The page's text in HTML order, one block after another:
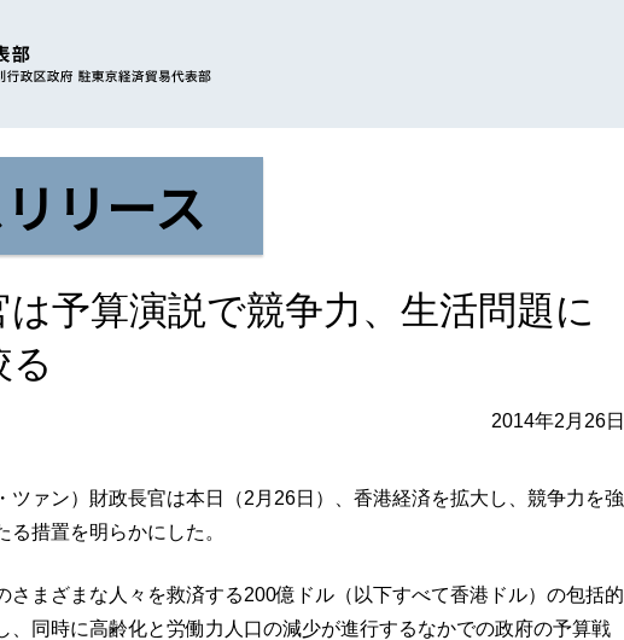
リース
は予算演説で競争力、生活問題に
る
2014年2月26日
ツァン）財政長官は本日（2月26日）、香港経済を拡大し、競争力を強
る措置を明らかにした。
さまざまな人々を救済する200億ドル（以下すべて香港ドル）の包括的
、同時に高齢化と労働力人口の減少が進行するなかでの政府の予算戦